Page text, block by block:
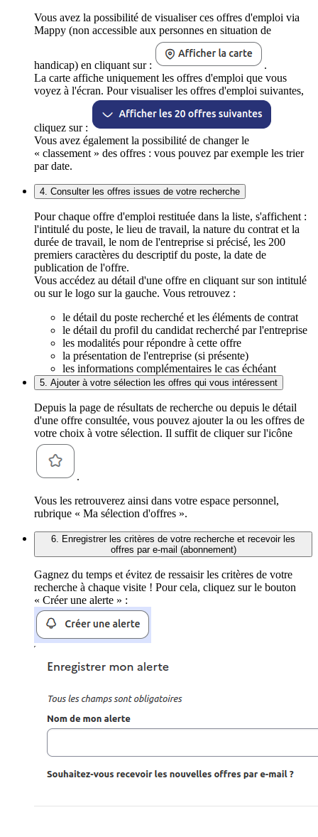
Vous avez la possibilité de visualiser ces offres d'emploi via
Mappy (non accessible aux personnes en situation de
handicap) en cliquant sur :
.
La carte affiche uniquement les offres d'emploi que vous
voyez à l'écran. Pour visualiser les offres d'emploi suivantes,
cliquez sur :
Vous avez également la possibilité de changer le
« classement » des offres : vous pouvez par exemple les trier
par date.
4. Consulter les offres issues de votre recherche
Pour chaque offre d'emploi restituée dans la liste, s'affichent :
l'intitulé du poste, le lieu de travail, la nature du contrat et la
durée de travail, le nom de l'entreprise si précisé, les 200
premiers caractères du descriptif du poste, la date de
publication de l'offre.
Vous accédez au détail d'une offre en cliquant sur son intitulé
ou sur le logo sur la gauche. Vous retrouvez :
le détail du poste recherché et les éléments de contrat
le détail du profil du candidat recherché par l'entreprise
les modalités pour répondre à cette offre
la présentation de l'entreprise (si présente)
les informations complémentaires le cas échéant
5. Ajouter à votre sélection les offres qui vous intéressent
Depuis la page de résultats de recherche ou depuis le détail
d'une offre consultée, vous pouvez ajouter la ou les offres de
votre choix à votre sélection. Il suffit de cliquer sur l'icône
.
Vous les retrouverez ainsi dans votre espace personnel,
rubrique « Ma sélection d'offres ».
6. Enregistrer les critères de votre recherche et recevoir les
offres par e-mail (abonnement)
Gagnez du temps et évitez de ressaisir les critères de votre
recherche à chaque visite ! Pour cela, cliquez sur le bouton
« Créer une alerte » :